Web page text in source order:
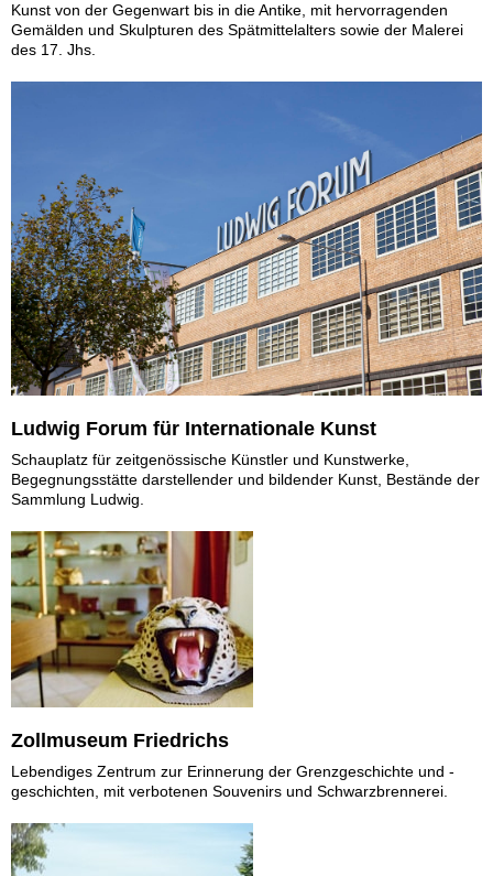
Kunst von der Gegenwart bis in die Antike, mit hervorragenden
Gemälden und Skulpturen des Spätmittelalters sowie der Malerei
des 17. Jhs.
Ludwig Forum für Internationale Kunst
Schauplatz für zeitgenössische Künstler und Kunstwerke,
Begegnungsstätte darstellender und bildender Kunst, Bestände der
Sammlung Ludwig.
Zollmuseum Friedrichs
Lebendiges Zentrum zur Erinnerung der Grenzgeschichte und -
geschichten, mit verbotenen Souvenirs und Schwarzbrennerei.